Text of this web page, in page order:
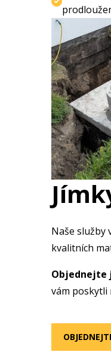
Naše služby
kvalitních
Objednejte
vám poskytli